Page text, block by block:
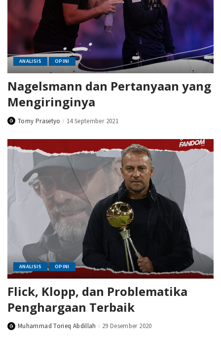
ANALISIS OPINI
Nagelsmann dan Pertanyaan yang
Mengiringinya
PostedTomy Prasetyo 14 September 2021
ANALISIS OPINI
Flick, Klopp, dan Problematika
Penghargaan Terbaik
PostedMuhammad Torieq Abdillah 29 Desember 2020